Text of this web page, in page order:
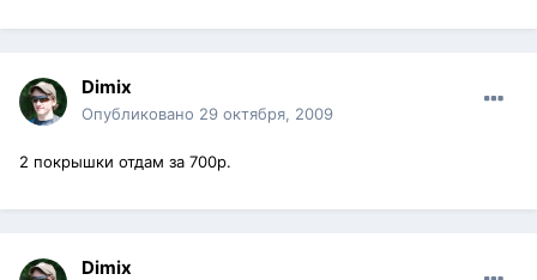
Dimix
Опубликовано 29 октября, 2009
2 покрышки отдам за 700р.
Dimix